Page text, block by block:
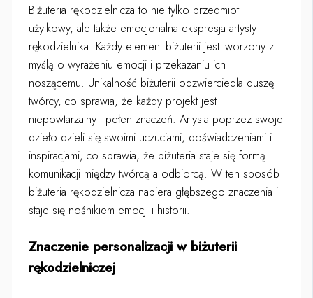
Biżuteria rękodzielnicza to nie tylko przedmiot
użytkowy, ale także emocjonalna ekspresja artysty
rękodzielnika. Każdy element biżuterii jest tworzony z
myślą o wyrażeniu emocji i przekazaniu ich
noszącemu. Unikalność biżuterii odzwierciedla duszę
twórcy, co sprawia, że każdy projekt jest
niepowtarzalny i pełen znaczeń. Artysta poprzez swoje
dzieło dzieli się swoimi uczuciami, doświadczeniami i
inspiracjami, co sprawia, że biżuteria staje się formą
komunikacji między twórcą a odbiorcą. W ten sposób
biżuteria rękodzielnicza nabiera głębszego znaczenia i
staje się nośnikiem emocji i historii.
Znaczenie personalizacji w biżuterii
rękodzielniczej